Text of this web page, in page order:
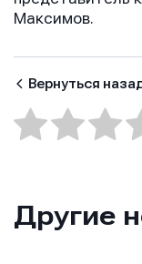
Максимов.
Вернуться
Другие
E-mail
Телефон
E-mail
Телефон
Телефон
Сообщение